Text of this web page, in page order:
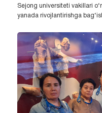
Sejong universiteti vakillari
yanada rivojlantirishga